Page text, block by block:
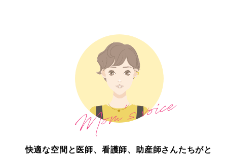
快適な空間と医師、看護師、助産師さんたちがと